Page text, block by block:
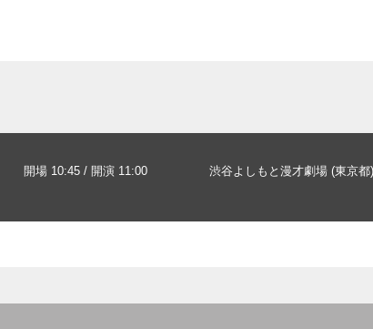
開場 10:45 / 開演 11:00 渋谷よしもと漫才劇場 (東京都